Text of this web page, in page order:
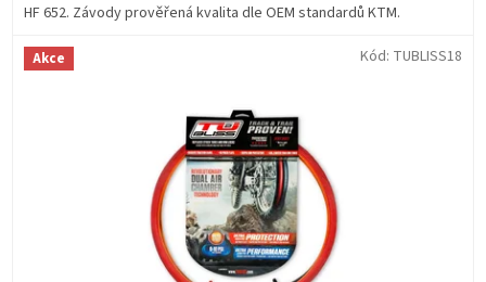
HF 652. Závody prověřená kvalita dle OEM standardů KTM.
Akce Kód: TUBLISS18